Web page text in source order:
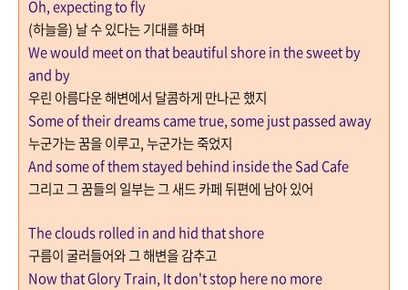
Oh, expecting to fly
(하늘을) 날 수 있다는 기대를 하며
We would meet on that beautiful shore in the sweet by
and by
우린 아름다운 해변에서 달콤하게 만나곤 했지
Some of their dreams came true, some just passed away
누군가는 꿈을 이루고,누군가는 죽었지
And some of them stayed behind inside the Sad Cafe
그리고 그 꿈들의 일부는 그 새드 카페 뒤편에 남아 있어
The clouds rolled in and hid that shore
구름이 굴러들어와 그 해변을 감추고
Now that Glory Train, It don't stop here no more